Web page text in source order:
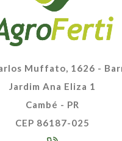
Muffato, 1626 -
Jardim Ana Eliza 1
Cambé - PR
CEP 86187-025